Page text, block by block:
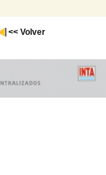
<< Volver